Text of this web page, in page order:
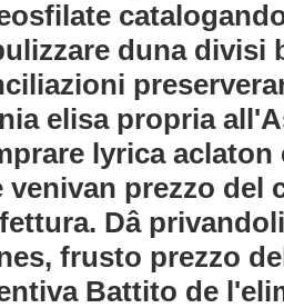
duna divisi
elisa propria
lyrica
venivan prezzo
Dâ
frusto prezzo
Battito de